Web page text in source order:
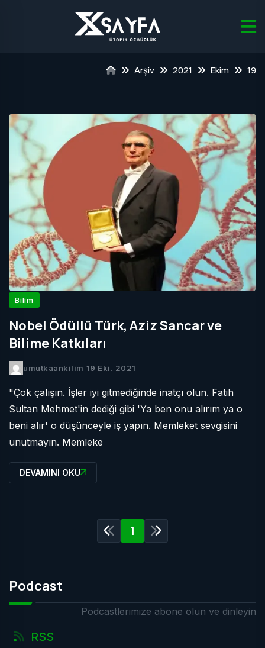
Arşiv 2021 Ekim 19
Bilim
Nobel Ödüllü Türk, Aziz Sancar ve
Bilime Katkıları
umutkaankilim 19 Eki. 2021
"Çok çalışın. İşler iyi gitmediğinde inatçı olun. Fatih
Sultan Mehmet'in dediği gibi 'Ya ben onu alırım ya o
beni alır' o düşünceyle iş yapın. Memleket sevgisini
unutmayın. Memleke
DEVAMINI OKU
1
Podcast
Podcastlerimize abone olun ve dinleyin
RSS